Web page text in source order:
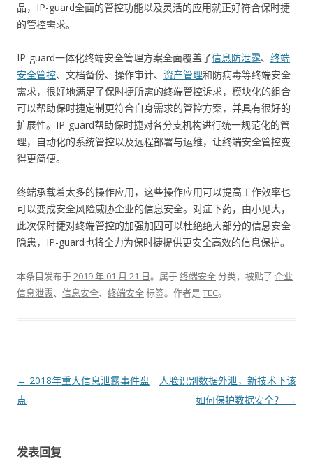
品，IP-guard全面的管控功能以及灵活的应用就正好符合保时捷
的管控需求。
IP-guard一体化终端安全管理方案全面覆盖了信息防泄露、 终端
安全管控、文档备份、操作审计、 资产管理和防病毒等终端安全
需求，很好地满足了保时捷所需的终端管控诉求，模块化的组合
可以帮助保时捷定制更符合自身需求的管控方案，并具有很好的
扩展性。IP-guard帮助保时捷对各分支机构进行统一规范化的管
理，自动化的系统管控以及远程部署与运维，让终端安全管控变
得更简便。
终端承载着太多的操作应用，这些操作应用可以提高工作效率也
可以变成安全风险威胁企业的信息安全。对症下药，由小见大，
此次保时捷对终端管控的加强加固可以杜绝绝大部分的信息安全
隐患，IP-guard也将全力为保时捷提供更安全高效的信息保护。
本条目发布于2019 年 01 月 21 日。属于终端安全分类，被贴了 企业
信息泄露、 信息安全、 终端安全标签。 作者是TEC。
文章导航
← 2018年重大信息泄露事件盘
点
人脸识别数据外泄，新技术下该
如何保护数据安全？
→
发表回复